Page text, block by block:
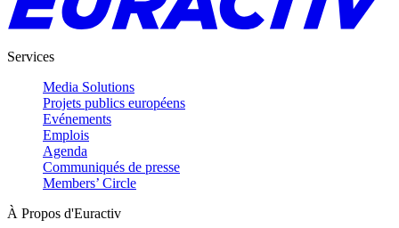
Services
Media Solutions
Projets publics européens
Evénements
Emplois
Agenda
Communiqués de presse
Members’ Circle
À Propos d'Euractiv